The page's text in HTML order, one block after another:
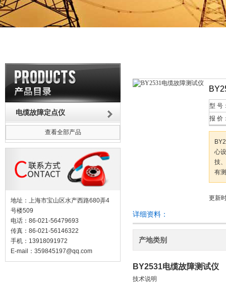
电缆故障定点仪
查看全部产品
地址：上海市宝山区水产西路680弄4
号楼509
电话：86-021-56479693
传真：86-021-56146322
手机：13918091972
E-mail： 359845197@qq.com
型 号
报 价
心
技
有
更新
详细资料：
产地类别
BY2531电缆故障测试仪
技术说明